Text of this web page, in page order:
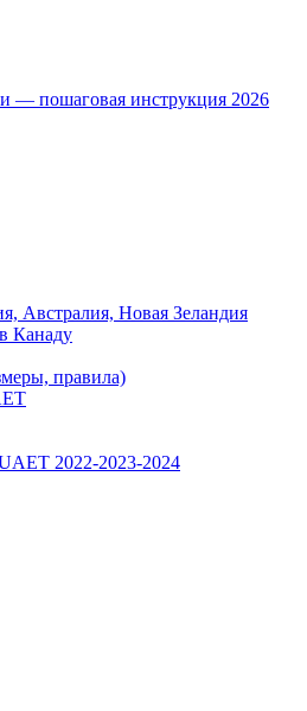
— пошаговая инструкция 2026
Австралия, Новая Зеландия
Канаду
правила)
2022-2023-2024